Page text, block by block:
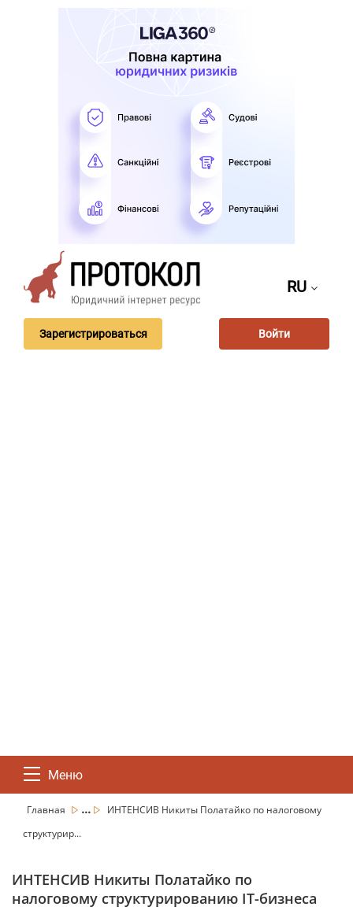
RU
Зарегистрироваться Войти
Меню
Главная ...
ИНТЕНСИВ Никиты Полатайко по налоговому
структурир...
ИНТЕНСИВ Никиты Полатайко по
налоговому структурированию IT-бизнеса